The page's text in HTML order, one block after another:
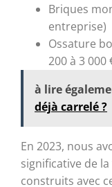
Briques
entreprise)
Ossature
200 à 3 000
à lire
déjà carrelé ?
En 2023, nous
significative de
construits avec